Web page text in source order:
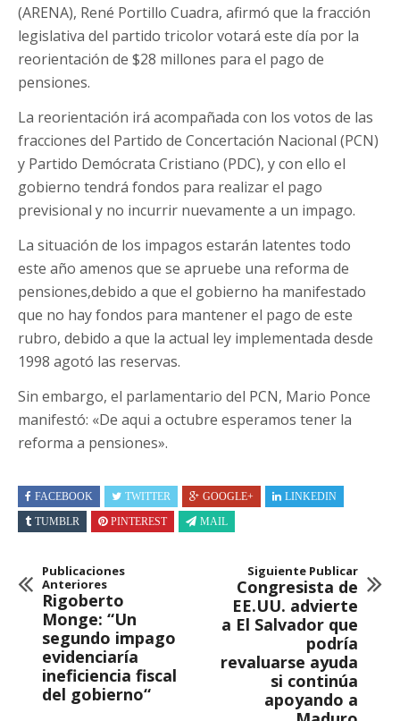
(ARENA), René Portillo Cuadra, afirmó que la fracción
legislativa del partido tricolor votará este día por la
reorientación de $28 millones para el pago de
pensiones.
La reorientación irá acompañada con los votos de las
fracciones del Partido de Concertación Nacional (PCN)
y Partido Demócrata Cristiano (PDC), y con ello el
gobierno tendrá fondos para realizar el pago
previsional y no incurrir nuevamente a un impago.
La situación de los impagos estarán latentes todo
este año amenos que se apruebe una reforma de
pensiones,debido a que el gobierno ha manifestado
que no hay fondos para mantener el pago de este
rubro, debido a que la actual ley implementada desde
1998 agotó las reservas.
Sin embargo, el parlamentario del PCN, Mario Ponce
manifestó: «De aqui a octubre esperamos tener la
reforma a pensiones».
FACEBOOK TWITTER GOOGLE+
LINKEDIN
TUMBLR
PINTEREST MAIL
Publicaciones
Anteriores
Rigoberto
Monge: “Un
segundo impago
evidenciaría
ineficiencia fiscal
del gobierno“
Siguiente Publicar
Congresista de
EE.UU. advierte
a El Salvador que
podría
revaluarse ayuda
si continúa
apoyando a